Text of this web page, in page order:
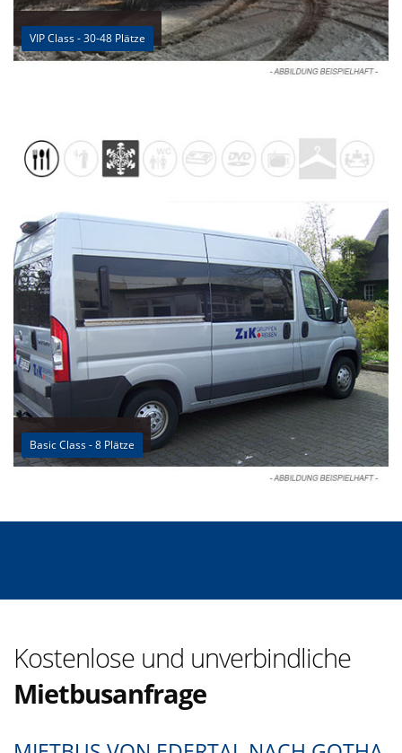
VIP Class - 30-48 Plätze
Basic Class - 8 Plätze
Kostenlose und unverbindliche
Mietbusanfrage